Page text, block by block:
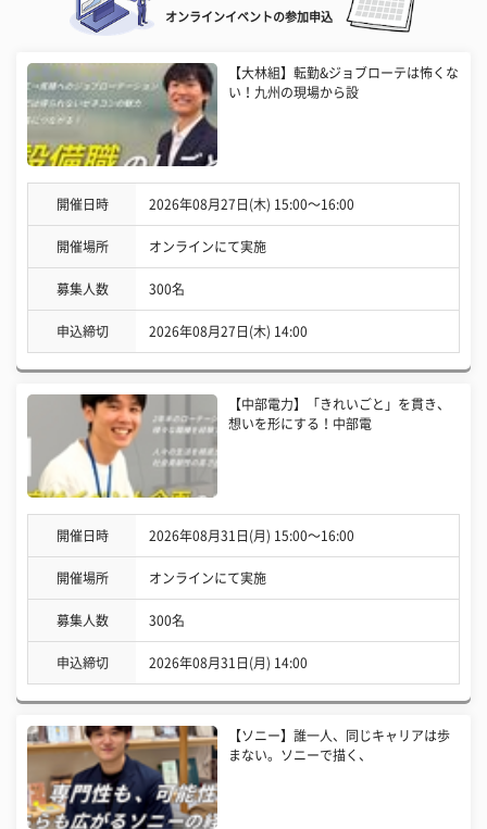
オンラインイベントの参加申込
【大林組】転勤&ジョブローテは怖くな
い！九州の現場から設
開催日時 2026年08月27日(木) 15:00〜16:00
開催場所 オンラインにて実施
募集人数 300名
申込締切 2026年08月27日(木) 14:00
【中部電力】「きれいごと」を貫き、
想いを形にする！中部電
開催日時 2026年08月31日(月) 15:00〜16:00
開催場所 オンラインにて実施
募集人数 300名
申込締切 2026年08月31日(月) 14:00
【ソニー】誰一人、同じキャリアは歩
まない。ソニーで描く、